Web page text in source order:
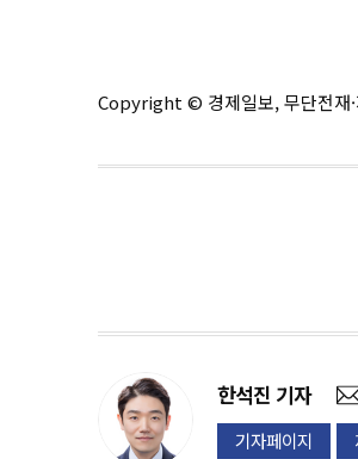
Copyright © 경제일보, 무단전재·
한석진 기자
기자페이지